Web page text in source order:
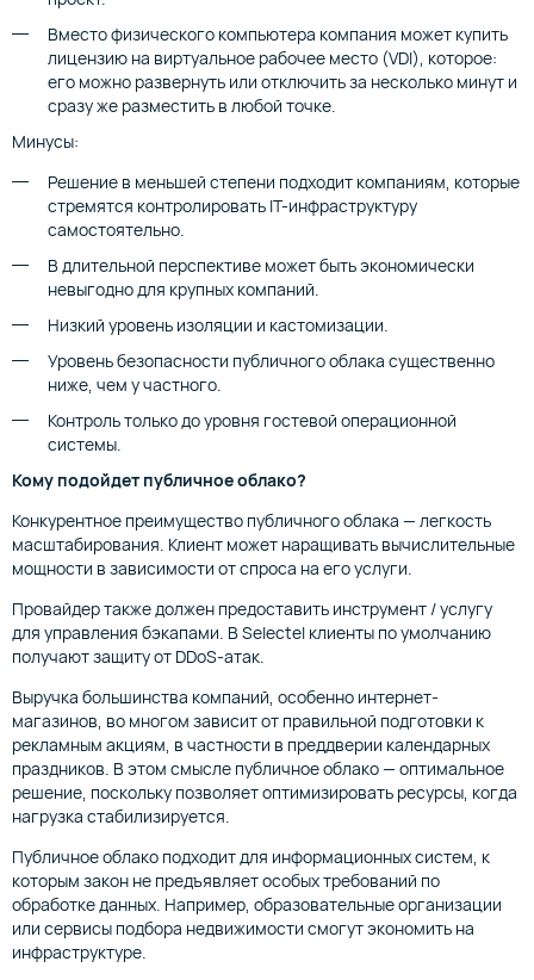
Вместо физического компьютера компания может купить
лицензию на виртуальное рабочее место (VDI), которое:
его можно развернуть или отключить за несколько минут и
сразу же разместить в любой точке.
Минусы:
Решение в меньшей степени подходит компаниям, которые
стремятся контролировать IT-инфраструктуру
самостоятельно.
В длительной перспективе может быть экономически
невыгодно для крупных компаний.
Низкий уровень изоляции и кастомизации.
Уровень безопасности публичного облака существенно
ниже, чем у частного.
Контроль только до уровня гостевой операционной
системы.
Кому подойдет публичное облако?
Конкурентное преимущество публичного облака — легкость
масштабирования. Клиент может наращивать вычислительные
мощности в зависимости от спроса на его услуги.
Провайдер также должен предоставить инструмент / услугу
для управления бэкапами. В Selectel клиенты по умолчанию
получают защиту от DDoS-атак.
Выручка большинства компаний, особенно интернет-
магазинов, во многом зависит от правильной подготовки к
рекламным акциям, в частности в преддверии календарных
праздников. В этом смысле публичное облако — оптимальное
решение, поскольку позволяет оптимизировать ресурсы, когда
нагрузка стабилизируется.
Публичное облако подходит для информационных систем, к
которым закон не предъявляет особых требований по
обработке данных. Например, образовательные организации
или сервисы подбора недвижимости смогут экономить на
инфраструктуре.